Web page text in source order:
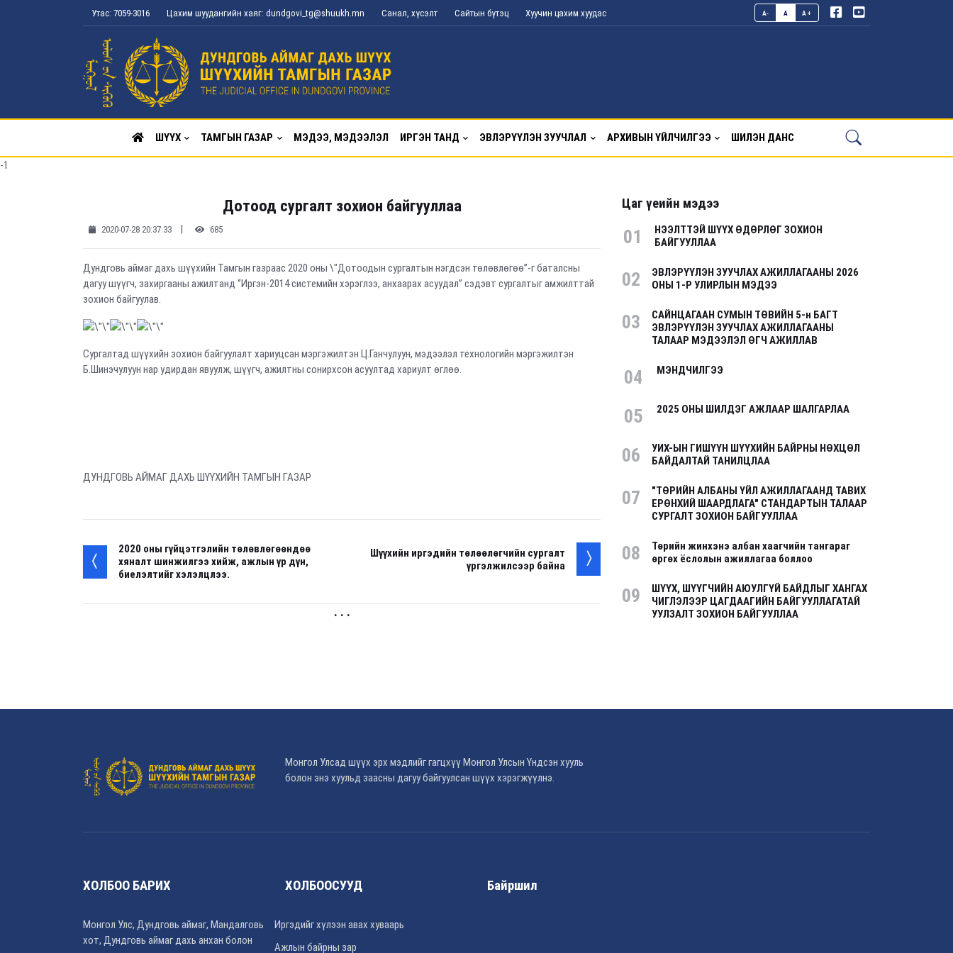
Утас: 7059-3016 Цахим шуудангийн хаяг: dundgovi_tg@shuukh.mn Санал, хүсэлт Сайтын бүтэц Хуучин цахим хуудас A- A A+
ШҮҮХ ТАМГЫН ГАЗАР МЭДЭЭ, МЭДЭЭЛЭЛ ИРГЭН ТАНД ЭВЛЭРҮҮЛЭН ЗУУЧЛАЛ АРХИВЫН ҮЙЛЧИЛГЭЭ ШИЛЭН ДАНС
-1
Дотоод сургалт зохион байгууллаа
2020-07-28 20:37:33 | 685
Дундговь аймаг дахь шүүхийн Тамгын газраас 2020 оны \"Дотоодын сургалтын нэгдсэн төлөвлөгөө’’-г баталсны
дагуу шүүгч, захиргааны ажилтанд ‘’Иргэн-2014 системийн хэрэглээ, анхаарах асуудал’’ сэдэвт сургалтыг амжилттай
зохион байгуулав.
Сургалтад шүүхийн зохион байгуулалт хариуцсан мэргэжилтэн Ц.Ганчулуун, мэдээлэл технологийн мэргэжилтэн
Б.Шинэчулуун нар удирдан явуулж, шүүгч, ажилтны сонирхсон асуултад хариулт өглөө.
ДУНДГОВЬ АЙМАГ ДАХЬ ШҮҮХИЙН ТАМГЫН ГАЗАР
2020 оны гүйцэтгэлийн төлөвлөгөөндөө
хяналт шинжилгээ хийж, ажлын үр дүн,
биелэлтийг хэлэлцлээ.
Шүүхийн иргэдийн төлөөлөгчийн сургалт
үргэлжилсээр байна
. . .
Цаг үеийн мэдээ
01
НЭЭЛТТЭЙ ШҮҮХ ӨДӨРЛӨГ ЗОХИОН
БАЙГУУЛЛАА
02
ЭВЛЭРҮҮЛЭН ЗУУЧЛАХ АЖИЛЛАГААНЫ 2026
ОНЫ 1-Р УЛИРЛЫН МЭДЭЭ
03
САЙНЦАГААН СУМЫН ТӨВИЙН 5-н БАГТ
ЭВЛЭРҮҮЛЭН ЗУУЧЛАХ АЖИЛЛАГААНЫ
ТАЛААР МЭДЭЭЛЭЛ ӨГЧ АЖИЛЛАВ
04 МЭНДЧИЛГЭЭ
05 2025 ОНЫ ШИЛДЭГ АЖЛААР ШАЛГАРЛАА
06
УИХ-ЫН ГИШҮҮН ШҮҮХИЙН БАЙРНЫ НӨХЦӨЛ
БАЙДАЛТАЙ ТАНИЛЦЛАА
07
"ТӨРИЙН АЛБАНЫ ҮЙЛ АЖИЛЛАГААНД ТАВИХ
ЕРӨНХИЙ ШААРДЛАГА" СТАНДАРТЫН ТАЛААР
СУРГАЛТ ЗОХИОН БАЙГУУЛЛАА
08
Төрийн жинхэнэ албан хаагчийн тангараг
өргөх ёслолын ажиллагаа боллоо
09
ШҮҮХ, ШҮҮГЧИЙН АЮУЛГҮЙ БАЙДЛЫГ ХАНГАХ
ЧИГЛЭЛЭЭР ЦАГДААГИЙН БАЙГУУЛЛАГАТАЙ
УУЛЗАЛТ ЗОХИОН БАЙГУУЛЛАА
Монгол Улсад шүүх эрх мэдлийг гагцхүү Монгол Улсын Үндсэн хууль
болон энэ хуульд заасны дагуу байгуулсан шүүх хэрэгжүүлнэ.
ХОЛБОО БАРИХ
Монгол Улс, Дундговь аймаг, Мандалговь
хот, Дундговь аймаг дахь анхан болон
ХОЛБООСУУД
Иргэдийг хүлээн авах хуваарь
Ажлын байрны зар
Байршил